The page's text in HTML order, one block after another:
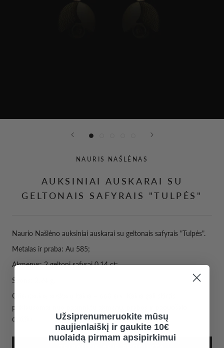
NAURIS NAŠLĖNAS
AUKSINIAI AUSKARAI SU
GELTONAIS SAFYRAIS "TULPĖS"
Naurio Našlėno auksiniai auskarai su geltonais safyrais "Tulpės".
Metalas ir praba: Au 585;
Akmenys: 2 geltoni safyrai 0.14 ct;
Svoris: 2,24 g.
Orientacinė auskarų kaina – 660 eur. Kaina gali skirtis
priklausomai nuo pasirinktų akmenų, prabos ir papuošalo
dydžio.
Užsiprenumeruokite mūsų
naujienlaiškį ir gaukite 10€
nuolaidą pirmam apsipirkimui